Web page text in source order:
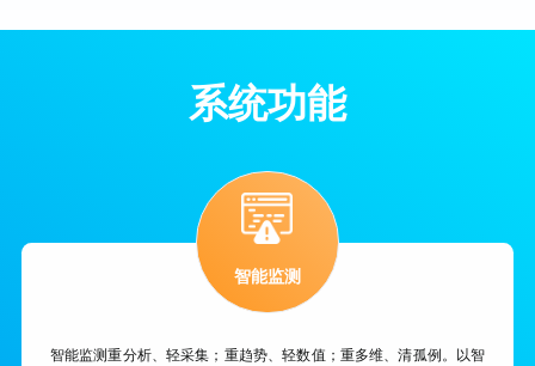
系统功能
智能监测
智能监测重分析、轻采集；重趋势、轻数值；重多维、清孤例。以智